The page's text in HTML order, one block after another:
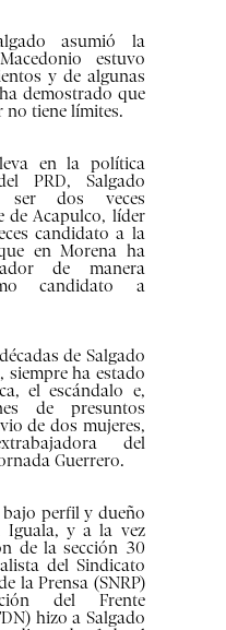
asumió la
estuvo
y de algunas
demostrado que
no tiene límites.
en la política
PRD, Salgado
ser dos veces
de Acapulco, líder
candidato a la
en Morena ha
de manera
candidato a
de Salgado
siempre ha estado
el escándalo e,
de presuntos
de dos mujeres,
del
Guerrero.
bajo perfil y dueño
Iguala, y a la vez
de la sección 30
del Sindicato
la Prensa (SNRP)
del Frente
hizo a Salgado